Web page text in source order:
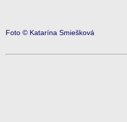
Foto © Katarína Smiešková